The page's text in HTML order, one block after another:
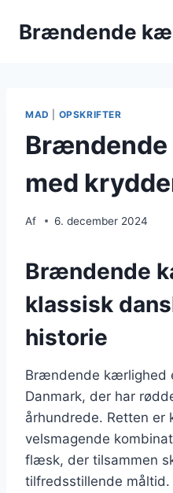
Brændende
MAD OPSKRIFTER
med
Af 6. december 2024
Brændende
klassisk
historie
Brændende kærlighed
Danmark, der har
århundrede. Retten er
velsmagende
flæsk, der tilsammen
tilfredsstillende